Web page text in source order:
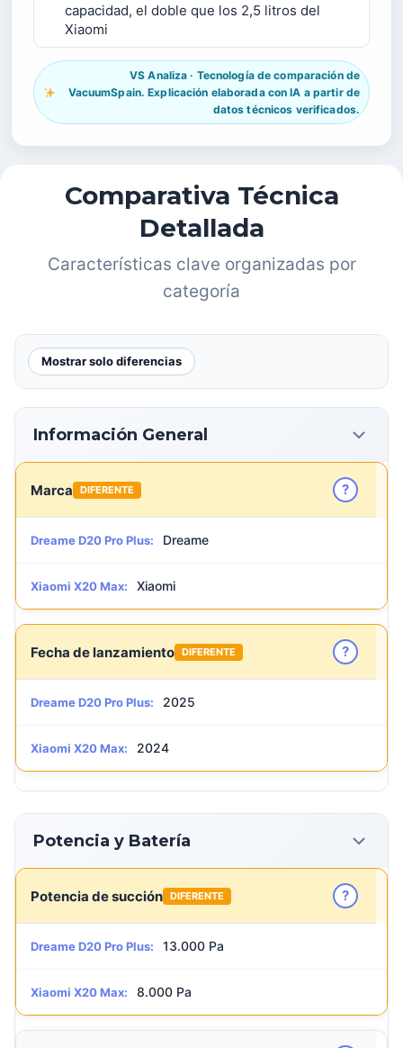
capacidad, el doble que los 2,5 litros del
Xiaomi
VS Analiza · Tecnología de comparación de
VacuumSpain. Explicación elaborada con IA a partir de
datos técnicos verificados.
Comparativa Técnica
Detallada
Características clave organizadas por
categoría
Mostrar solo diferencias
Información General
Marca DIFERENTE ?
Dreame D20 Pro Plus: Dreame
Xiaomi X20 Max: Xiaomi
Fecha de lanzamiento DIFERENTE ?
Dreame D20 Pro Plus: 2025
Xiaomi X20 Max: 2024
Potencia y Batería
Potencia de succión DIFERENTE ?
Dreame D20 Pro Plus: 13.000 Pa
Xiaomi X20 Max: 8.000 Pa